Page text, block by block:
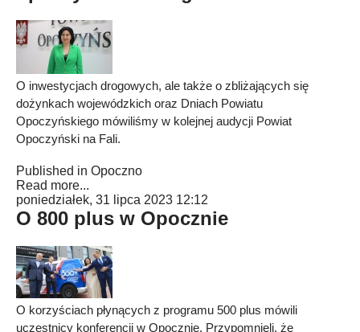
O inwestycjach drogowych, ale także o zbliżających się
dożynkach wojewódzkich oraz Dniach Powiatu
Opoczyńskiego mówiliśmy w kolejnej audycji Powiat
Opoczyński na Fali.
Published in Opoczno
Read more...
poniedziałek, 31 lipca 2023 12:12
O 800 plus w Opocznie
O korzyściach płynących z programu 500 plus mówili
uczestnicy konferencji w Opocznie. Przypomnieli, że